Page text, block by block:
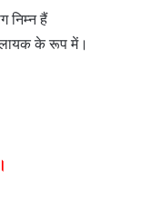
निम्न हैं
के रूप में।